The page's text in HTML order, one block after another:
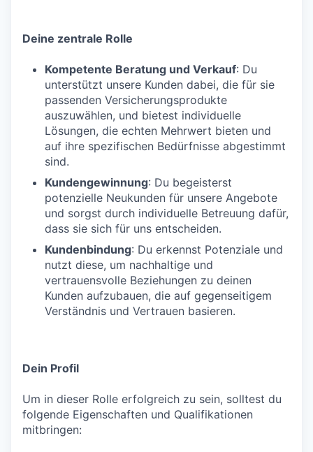
Deine zentrale Rolle
Kompetente Beratung und Verkauf: Du
unterstützt unsere Kunden dabei, die für sie
passenden Versicherungsprodukte
auszuwählen, und bietest individuelle
Lösungen, die echten Mehrwert bieten und
auf ihre spezifischen Bedürfnisse abgestimmt
sind.
Kundengewinnung: Du begeisterst
potenzielle Neukunden für unsere Angebote
und sorgst durch individuelle Betreuung dafür,
dass sie sich für uns entscheiden.
Kundenbindung: Du erkennst Potenziale und
nutzt diese, um nachhaltige und
vertrauensvolle Beziehungen zu deinen
Kunden aufzubauen, die auf gegenseitigem
Verständnis und Vertrauen basieren.
Dein Profil
Um in dieser Rolle erfolgreich zu sein, solltest du
folgende Eigenschaften und Qualifikationen
mitbringen: